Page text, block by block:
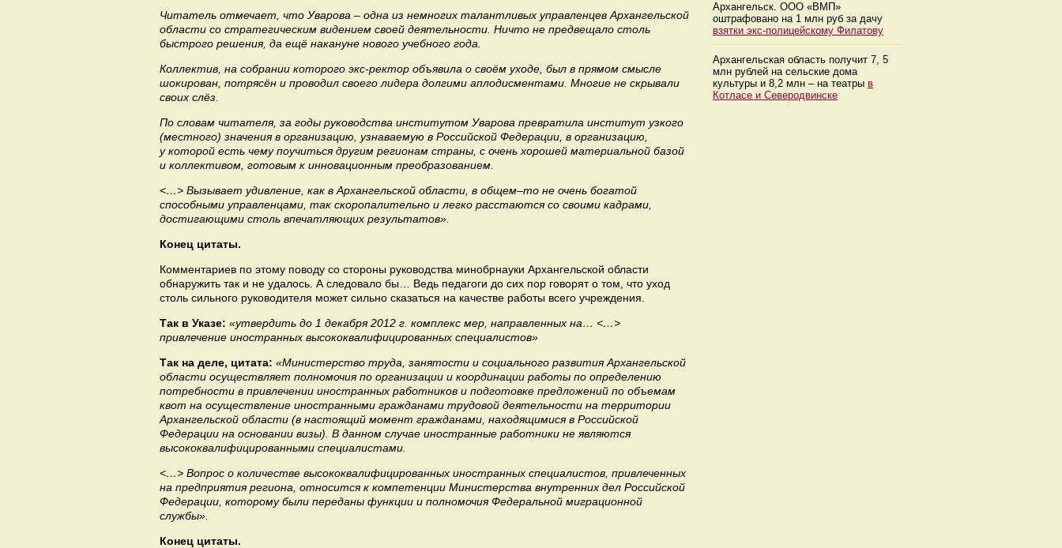
Читатель отмечает, что Уварова – одна из немногих талантливых управленцев Архангельской
области со стратегическим видением своей деятельности. Ничто не предвещало столь
быстрого решения, да ещё накануне нового учебного года.
Коллектив, на собрании которого экс-ректор объявила о своём уходе, был в прямом смысле
шокирован, потрясён и проводил своего лидера долгими аплодисментами. Многие не скрывали
своих слёз.
По словам читателя, за годы руководства институтом Уварова превратила институт узкого
(местного) значения в организацию, узнаваемую в Российской Федерации, в организацию,
у которой есть чему поучиться другим регионам страны, с очень хорошей материальной базой
и коллективом, готовым к инновационным преобразованием.
<…> Вызывает удивление, как в Архангельской области, в общем–то не очень богатой
способными управленцами, так скоропалительно и легко расстаются со своими кадрами,
достигающими столь впечатляющих результатов».
Конец цитаты.
Комментариев по этому поводу со стороны руководства мин­обрнауки Архангельской области
обнаружить так и не удалось. А следовало бы… Ведь педагоги до сих пор говорят о том, что уход
столь сильного руководителя может сильно сказаться на качестве работы всего учреждения.
Так в Указе: «утвердить до 1 декабря 2012 г. комплекс мер, направленных на… <…>
привлечение иностранных высококвалифицированных специалистов»
Так на деле, цитата: «Министерство труда, занятости и социального развития Архангельской
области осуществляет полномочия по организации и координации работы по определению
потребности в привлечении иностранных работников и подготовке предложений по объемам
квот на осуществление иностранными гражданами трудовой деятельности на территории
Архангельской области (в настоящий момент гражданами, находящимися в Российской
Федерации на основании визы). В данном случае иностранные работники не являются
высококвалифицированными специалистами.
<…> Вопрос о количестве высококвалифицированных иностранных специалистов, привлеченных
на предприятия региона, относится к компетенции Министерства внутренних дел Российской
Федерации, которому были переданы функции и полномочия Федеральной миграционной
службы».
Конец цитаты.
Архангельск. ООО «ВМП»
оштрафовано на 1 млн руб за дачу
взятки экс-полицейскому Филатову
Архангельская область получит 7, 5
млн рублей на сельские дома
культуры и 8,2 млн – на театры в
Котласе и Северодвинске